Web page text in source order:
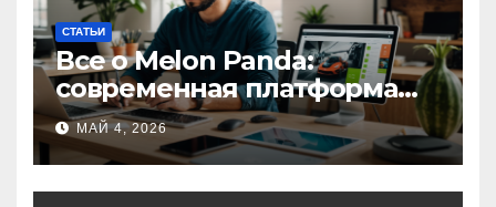
СТАТЬИ
Все о Melon Panda:
современная платформа
для творческих
профессионалов и
любителей
МАЙ 4, 2026